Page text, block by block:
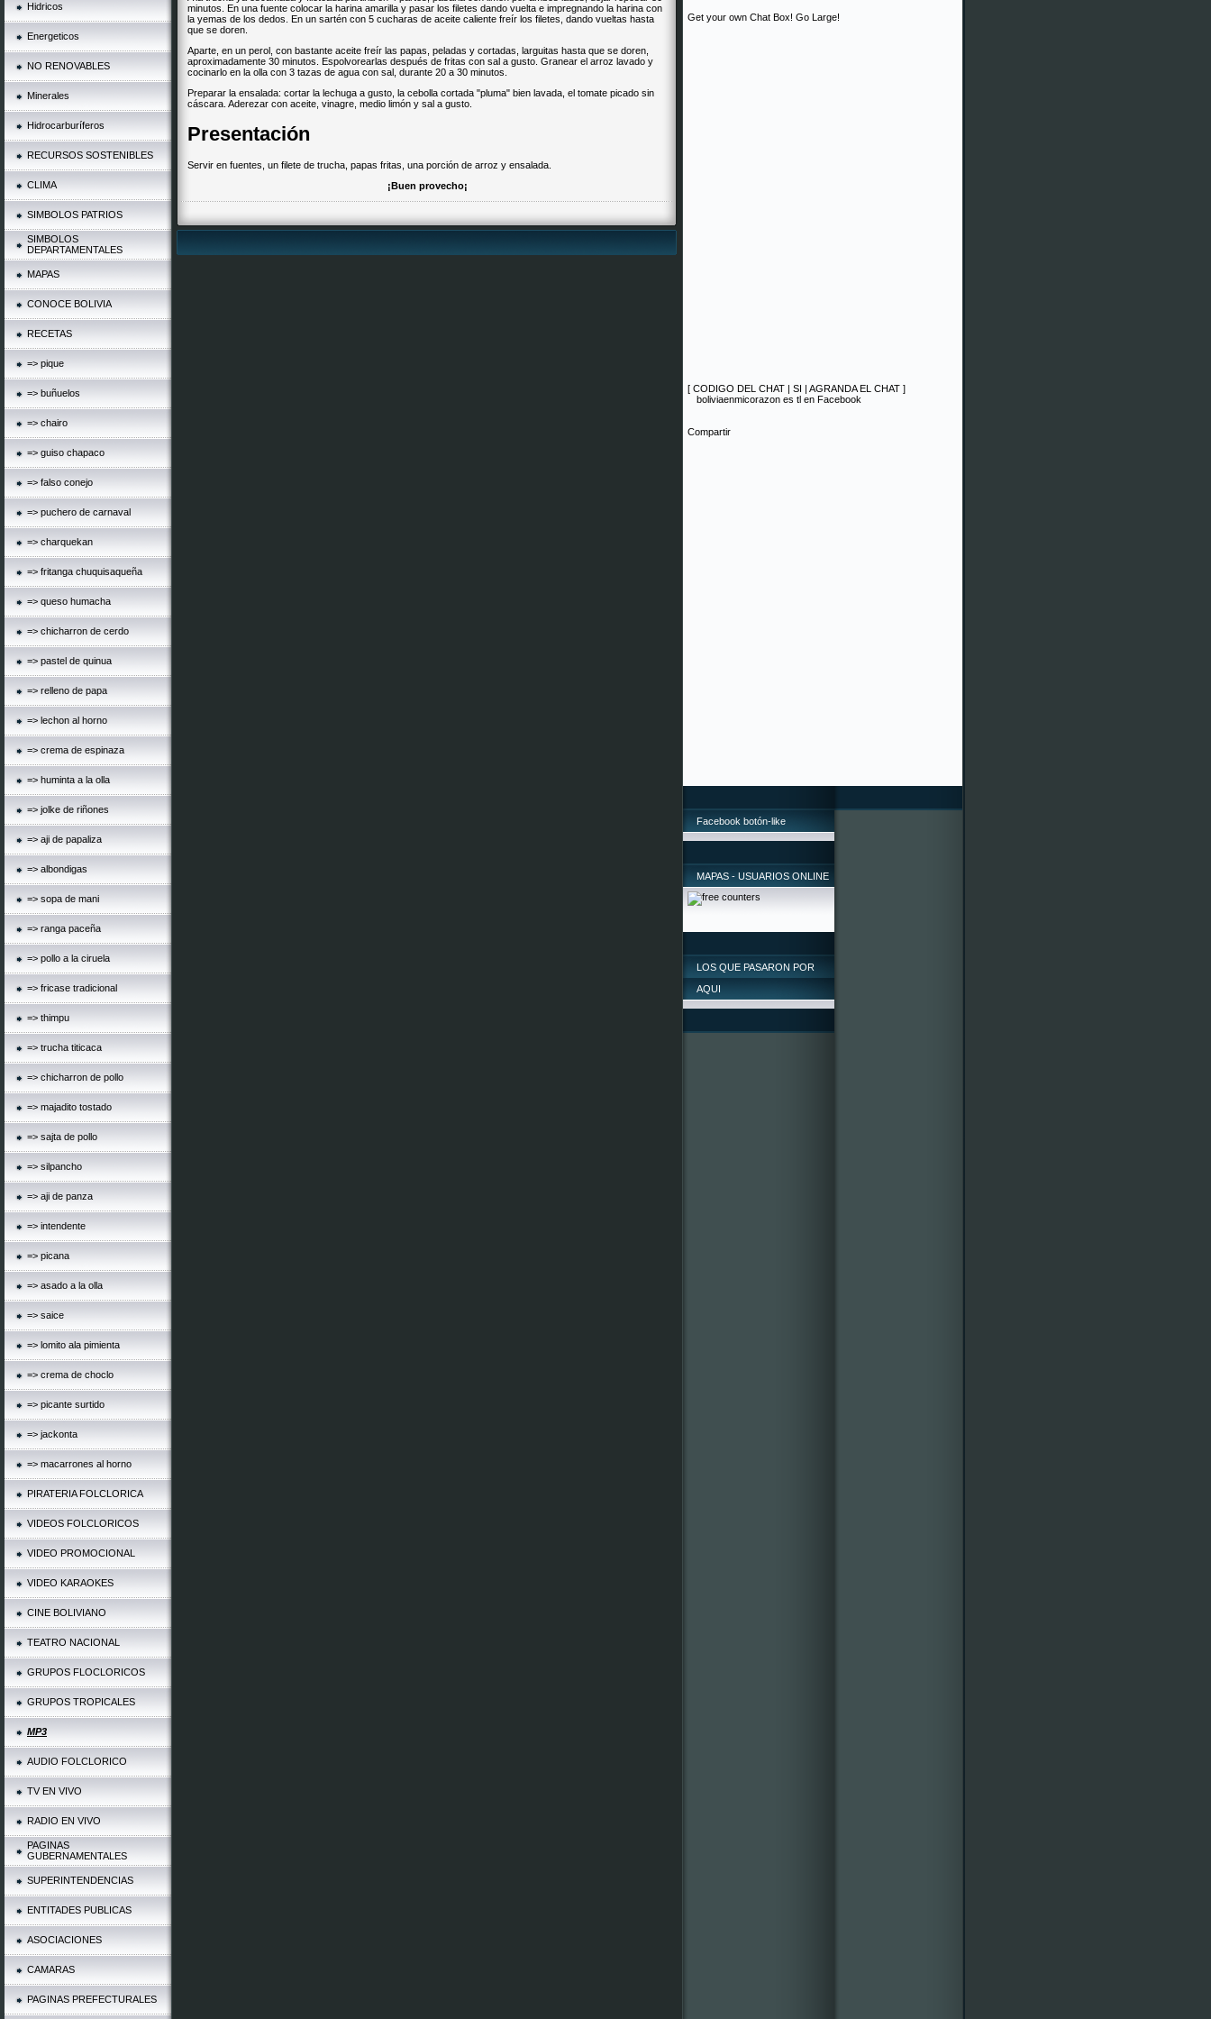
Hidricos
Energeticos
NO RENOVABLES
Minerales
Hidrocarburíferos
RECURSOS SOSTENIBLES
CLIMA
SIMBOLOS PATRIOS
SIMBOLOS
DEPARTAMENTALES
MAPAS
CONOCE BOLIVIA
RECETAS
=> pique
=> buñuelos
=> chairo
=> guiso chapaco
=> falso conejo
=> puchero de carnaval
=> charquekan
=> fritanga chuquisaqueña
=> queso humacha
=> chicharron de cerdo
=> pastel de quinua
=> relleno de papa
=> lechon al horno
=> crema de espinaza
=> huminta a la olla
=> jolke de riñones
=> aji de papaliza
=> albondigas
=> sopa de mani
=> ranga paceña
=> pollo a la ciruela
=> fricase tradicional
=> thimpu
=> trucha titicaca
=> chicharron de pollo
=> majadito tostado
=> sajta de pollo
=> silpancho
=> aji de panza
=> intendente
=> picana
=> asado a la olla
=> saice
=> lomito ala pimienta
=> crema de choclo
=> picante surtido
=> jackonta
=> macarrones al horno
PIRATERIA FOLCLORICA
VIDEOS FOLCLORICOS
VIDEO PROMOCIONAL
VIDEO KARAOKES
CINE BOLIVIANO
TEATRO NACIONAL
GRUPOS FLOCLORICOS
GRUPOS TROPICALES
MP3
AUDIO FOLCLORICO
TV EN VIVO
RADIO EN VIVO
PAGINAS
GUBERNAMENTALES
SUPERINTENDENCIAS
ENTITADES PUBLICAS
ASOCIACIONES
CAMARAS
PAGINAS PREFECTURALES
minutos. En una fuente colocar la harina amarilla y pasar los filetes dando vuelta e impregnando la harina con
la yemas de los dedos. En un sartén con 5 cucharas de aceite caliente freír los filetes, dando vueltas hasta
que se doren.
Aparte, en un perol, con bastante aceite freír las papas, peladas y cortadas, larguitas hasta que se doren,
aproximadamente 30 minutos. Espolvorearlas después de fritas con sal a gusto. Granear el arroz lavado y
cocinarlo en la olla con 3 tazas de agua con sal, durante 20 a 30 minutos.
Preparar la ensalada: cortar la lechuga a gusto, la cebolla cortada "pluma" bien lavada, el tomate picado sin
cáscara. Aderezar con aceite, vinagre, medio limón y sal a gusto.
Presentación
Servir en fuentes, un filete de trucha, papas fritas, una porción de arroz y ensalada.
¡Buen provecho¡
Get your own Chat Box! Go Large!
[ CODIGO DEL CHAT | SI | AGRANDA EL CHAT ]
boliviaenmicorazon es tl en Facebook
Compartir
Facebook botón-like
MAPAS - USUARIOS ONLINE
LOS QUE PASARON POR
AQUI